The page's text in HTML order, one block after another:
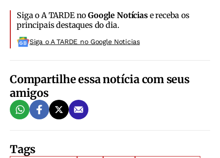
Siga o A TARDE noGoogle Notíciase receba os
principais destaques do dia.
Siga o A TARDE no Google Noticias
Compartilhe essa notícia com seus
amigos
Tags